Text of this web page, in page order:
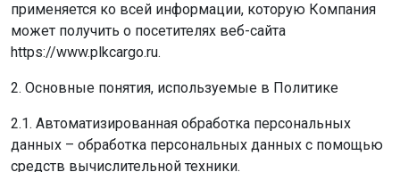
применяется ко всей информации, которую Компания
может получить о посетителях веб-сайта
https://www.plkcargo.ru.
2. Основные понятия, используемые в Политике
2.1. Автоматизированная обработка персональных
данных – обработка персональных данных с помощью
средств вычислительной техники.